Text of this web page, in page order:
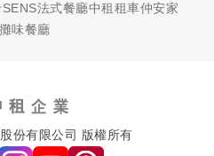
SENS法式餐廳中租租車仲安家
攤味餐廳
份有限公司 版權所有